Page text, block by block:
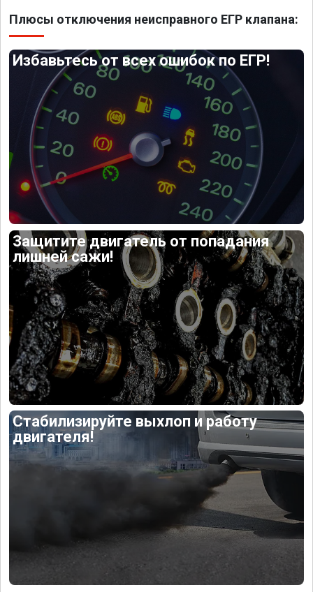
Плюсы отключения неисправного ЕГР клапана:
Избавьтесь от всех ошибок по ЕГР!
Защитите двигатель от попадания
лишней сажи!
Стабилизируйте выхлоп и работу
двигателя!